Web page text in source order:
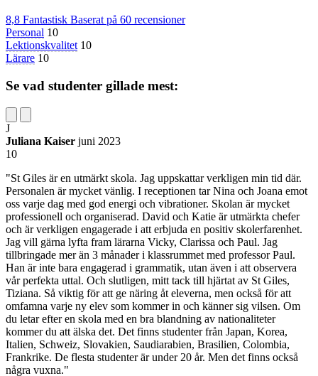
8,8 Fantastisk Baserat på 60 recensioner
Personal 10
Lektionskvalitet 10
Lärare 10
Se vad studenter gillade mest:
J
Juliana Kaiser juni 2023
10
"St Giles är en utmärkt skola. Jag uppskattar verkligen min tid där.
Personalen är mycket vänlig. I receptionen tar Nina och Joana emot
oss varje dag med god energi och vibrationer. Skolan är mycket
professionell och organiserad. David och Katie är utmärkta chefer
och är verkligen engagerade i att erbjuda en positiv skolerfarenhet.
Jag vill gärna lyfta fram lärarna Vicky, Clarissa och Paul. Jag
tillbringade mer än 3 månader i klassrummet med professor Paul.
Han är inte bara engagerad i grammatik, utan även i att observera
vår perfekta uttal. Och slutligen, mitt tack till hjärtat av St Giles,
Tiziana. Så viktig för att ge näring åt eleverna, men också för att
omfamna varje ny elev som kommer in och känner sig vilsen. Om
du letar efter en skola med en bra blandning av nationaliteter
kommer du att älska det. Det finns studenter från Japan, Korea,
Italien, Schweiz, Slovakien, Saudiarabien, Brasilien, Colombia,
Frankrike. De flesta studenter är under 20 år. Men det finns också
några vuxna."